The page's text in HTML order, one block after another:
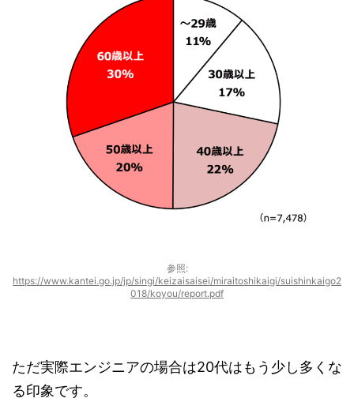
参照:
https://www.kantei.go.jp/jp/singi/keizaisaisei/miraitoshikaigi/suishinkaigo2
018/koyou/report.pdf
ただ実際エンジニアの場合は20代はもう少し多くな
る印象です。